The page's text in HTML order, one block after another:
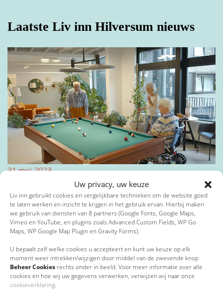
Uw privacy, uw keuze
Liv inn gebruikt cookies en vergelijkbare technieken om de website goed
te laten werken en inzicht te krijgen in het gebruik ervan. Hierbij maken
we gebruik van diensten van 8 partners (Google Fonts, Google Maps,
Vimeo en YouTube, en plugins zoals Advanced Custom Fields, WP Go
Maps, WP Google Map Plugin en Gravity Forms).
U bepaalt zelf welke cookies u accepteert en kunt uw keuze op elk
moment weer intrekken/wijzigen door middel van de zwevende knop
Beheer Cookies rechts onder in beeld. Voor meer informatie over alle
cookies en hoe wij uw gegevens verwerken, verwijzen wij naar onze
cookieverklaring.
Privacybeleid*
Ik ga akkoord met het privacybeleid*
*Verplichte velden
Huisnummer
Toevoeging
Postcode*
Plaats*
Laatste Liv inn Hilversum nieuws
31 mei 2023
1Vandaag besteedt aandacht aan Liv inn